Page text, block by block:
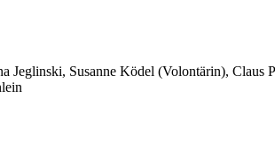
Jeglinski, Susanne Ködel (Volontärin), Claus